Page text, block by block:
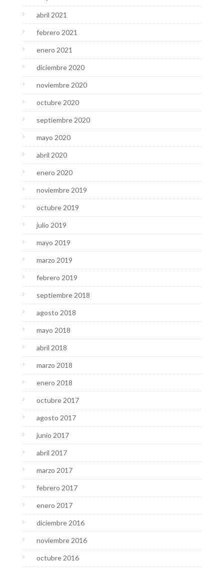
abril 2021
febrero 2021
enero 2021
diciembre 2020
noviembre 2020
octubre 2020
septiembre 2020
mayo 2020
abril 2020
enero 2020
noviembre 2019
octubre 2019
julio 2019
mayo 2019
marzo 2019
febrero 2019
septiembre 2018
agosto 2018
mayo 2018
abril 2018
marzo 2018
enero 2018
octubre 2017
agosto 2017
junio 2017
abril 2017
marzo 2017
febrero 2017
enero 2017
diciembre 2016
noviembre 2016
octubre 2016